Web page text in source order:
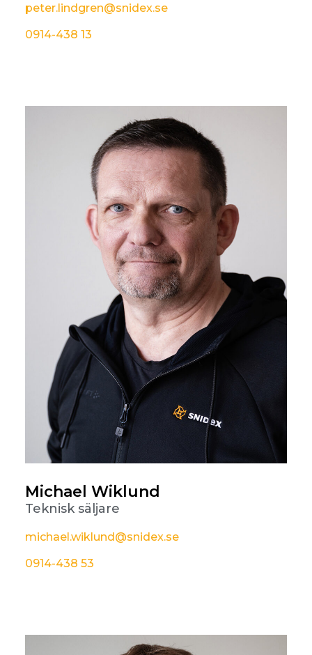
peter.lindgren@snidex.se
0914-438 13
Michael Wiklund
Teknisk säljare
michael.wiklund@snidex.se
0914-438 53